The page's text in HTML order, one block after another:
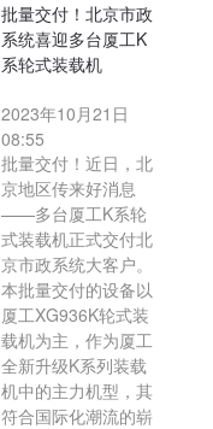
批量交付！北京市政
系统喜迎多台厦工K
系轮式装载机
2023年10月21日
08:55
批量交付！近日，北
京地区传来好消息
——多台厦工K系轮
式装载机正式交付北
京市政系统大客户。
本批量交付的设备以
厦工XG936K轮式装
载机为主，作为厦工
全新升级K系列装载
机中的主力机型，其
符合国际化潮流的崭